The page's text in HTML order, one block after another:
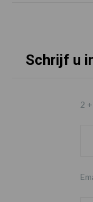
Schrijf u
2